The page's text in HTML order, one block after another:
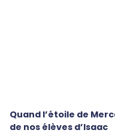
Quand l’étoile de
de nos élèves d’Isaac